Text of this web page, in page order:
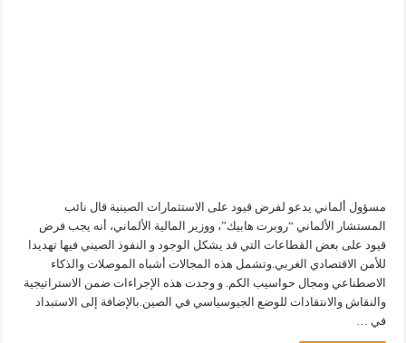
مسؤول ألماني يدعو لفرض قيود على الاستثمارات الصينية قال نائب
المستشار الألماني “روبرت هابيك”، ووزير المالية الألماني، أنه يجب فرض
قيود على بعض القطاعات التي قد يشكل الوجود و النفوذ الصيني فيها تهديدا
للأمن الاقتصادي الغربي.وتشمل هذه المجالات أشباه الموصلات والذكاء
الاصطناعي ومجال حواسيب الكم. و وجدت هذه الإجراءات ضمن الاستراتيجية
والنقاش والانتقادات للوضع الجيوسياسي في الصين.بالإضافة إلى الاستبداد
في …